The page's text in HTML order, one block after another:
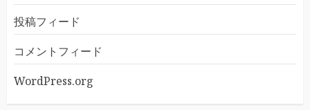
投稿フィード
コメントフィード
WordPress.org